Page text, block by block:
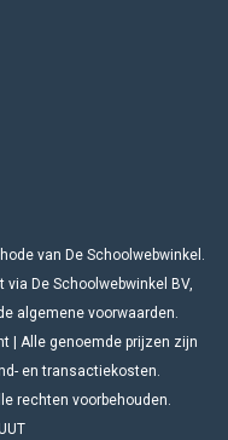
van De Schoolwebwinkel.
De Schoolwebwinkel BV,
algemene voorwaarden.
| Alle genoemde prijzen zijn
en transactiekosten.
rechten voorbehouden.